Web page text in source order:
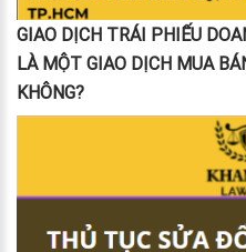
GIAO DỊCH TRÁI PHIẾU
LÀ MỘT GIAO DỊCH MUA
KHÔNG?